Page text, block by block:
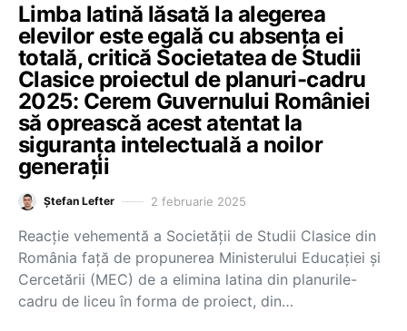
Limba latină lăsată la alegerea
elevilor este egală cu absența ei
totală, critică Societatea de Studii
Clasice proiectul de planuri-cadru
2025: Cerem Guvernului României
să oprească acest atentat la
siguranța intelectuală a noilor
generații
Ștefan Lefter 2 februarie 2025
Reacție vehementă a Societății de Studii Clasice din
România față de propunerea Ministerului Educației și
Cercetării (MEC) de a elimina latina din planurile-
cadru de liceu în forma de proiect, din…